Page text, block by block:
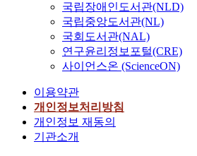
국립장애인도서관(NLD)
국립중앙도서관(NL)
국회도서관(NAL)
연구윤리정보포털(CRE)
사이언스온 (ScienceON)
이용약관
개인정보처리방침
개인정보 재동의
기관소개